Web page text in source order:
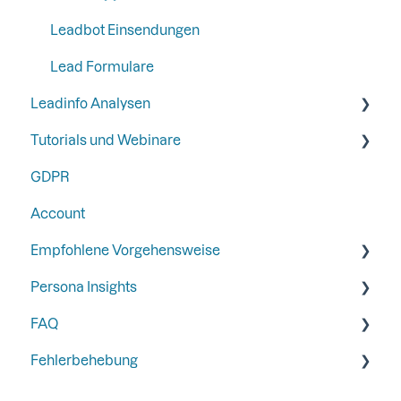
Leadbot Einsendungen
Lead Formulare
Leadinfo Analysen
Export
Tutorials und Webinare
Webinare
Beste Beispiele von Gold-Partnern
GDPR
Account
Empfohlene Vorgehensweise
Trigger
Nachverfolgung
Integrationen
Persona Insights
Persona Insights
Form Tracking
FAQ
Allgemeines
Fehlerbehebung